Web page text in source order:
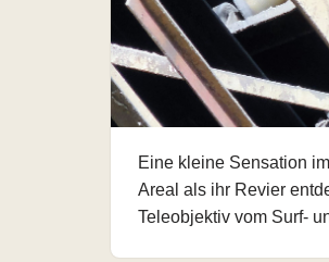
Eine kleine Sensation
Areal als ihr Revier
Teleobjektiv vom Surf-